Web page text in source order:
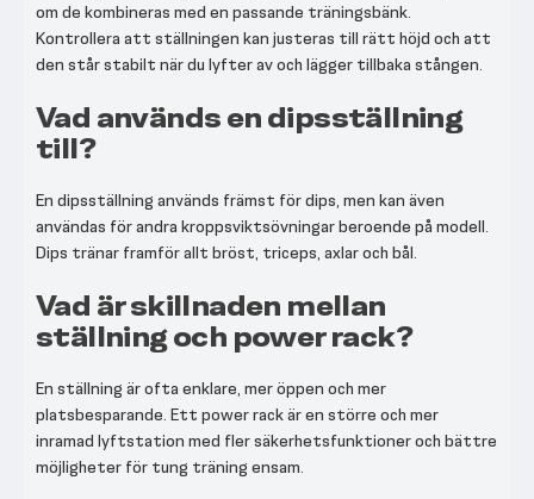
om de kombineras med en passande träningsbänk.
Kontrollera att ställningen kan justeras till rätt höjd och att
den står stabilt när du lyfter av och lägger tillbaka stången.
Vad används en dipsställning
till?
En dipsställning används främst för dips, men kan även
användas för andra kroppsviktsövningar beroende på modell.
Dips tränar framför allt bröst, triceps, axlar och bål.
Vad är skillnaden mellan
ställning och power rack?
En ställning är ofta enklare, mer öppen och mer
platsbesparande. Ett power rack är en större och mer
inramad lyftstation med fler säkerhetsfunktioner och bättre
möjligheter för tung träning ensam.